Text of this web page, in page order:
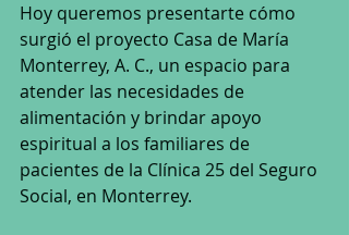
Hoy queremos presentarte cómo
surgió el proyecto Casa de María
Monterrey, A. C., un espacio para
atender las necesidades de
alimentación y brindar apoyo
espiritual a los familiares de
pacientes de la Clínica 25 del Seguro
Social, en Monterrey.